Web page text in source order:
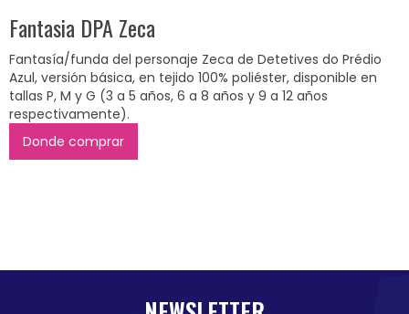
Fantasia DPA Zeca
Fantasía/funda del personaje Zeca de Detetives do Prédio
Azul, versión básica, en tejido 100% poliéster, disponible en
tallas P, M y G (3 a 5 años, 6 a 8 años y 9 a 12 años
respectivamente).
Donde comprar